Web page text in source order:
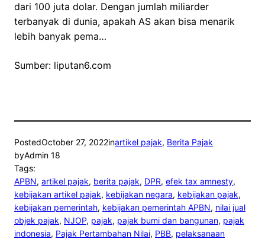
dari 100 juta dolar. Dengan jumlah miliarder
terbanyak di dunia, apakah AS akan bisa menarik
lebih banyak pema…
Sumber: liputan6.com
PostedOctober 27, 2022inartikel pajak, Berita Pajak
byAdmin 18
Tags:
APBN, artikel pajak, berita pajak, DPR, efek tax amnesty
kebijakan artikel pajak, kebijakan negara, kebijakan pajak
kebijakan pemerintah, kebijakan pemerintah APBN, nilai jual
objek pajak, NJOP, pajak, pajak bumi dan bangunan, pajak
indonesia, Pajak Pertambahan Nilai, PBB, pelaksanaan